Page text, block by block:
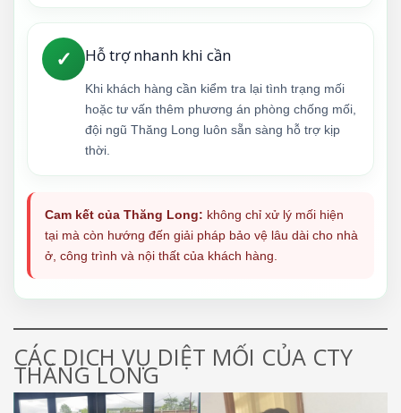
✓ Hỗ trợ nhanh khi cần
Khi khách hàng cần kiểm tra lại tình trạng mối
hoặc tư vấn thêm phương án phòng chống mối,
đội ngũ Thăng Long luôn sẵn sàng hỗ trợ kịp
thời.
Cam kết của Thăng Long: không chỉ xử lý mối hiện
tại mà còn hướng đến giải pháp bảo vệ lâu dài cho nhà
ở, công trình và nội thất của khách hàng.
CÁC DỊCH VỤ DIỆT MỐI CỦA CTY
THĂNG LONG